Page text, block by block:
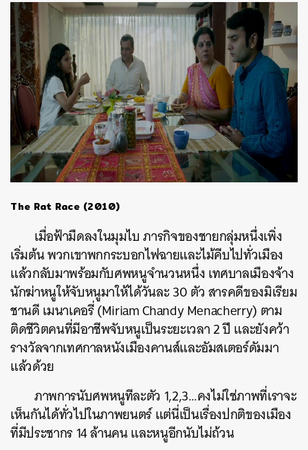
The Rat Race (2010)
เมื่อฟ้ามืดลงในมุมไบ ภารกิจของชายกลุ่มหนึ่งเพิ่ง
เริ่มต้น พวกเขาพกกระบอกไฟฉายและไม้คีบไปทั่วเมือง
แล้วกลับมาพร้อมกับศพหนูจำนวนหนึ่ง เทศบาลเมืองจ้าง
นักฆ่าหนูให้จับหนูมาให้ได้วันละ 30 ตัว สารคดีของมิเรียม
ชานดี เมนาเคอรี่ (Miriam Chandy Menacherry) ตาม
ติดชีวิตคนที่มีอาชีพจับหนูเป็นระยะเวลา 2 ปี และยังคว้า
รางวัลจากเทศกาลหนังเมืองคานส์และอัมสเตอร์ดัมมา
แล้วด้วย
ภาพการนับศพหนูทีละตัว 1,2,3…คงไม่ใช่ภาพที่เราจะ
เห็นกันได้ทั่วไปในภาพยนตร์ แต่นี่เป็นเรื่องปกติของเมือง
ที่มีประชากร 14 ล้านคน และหนูอีกนับไม่ถ้วน